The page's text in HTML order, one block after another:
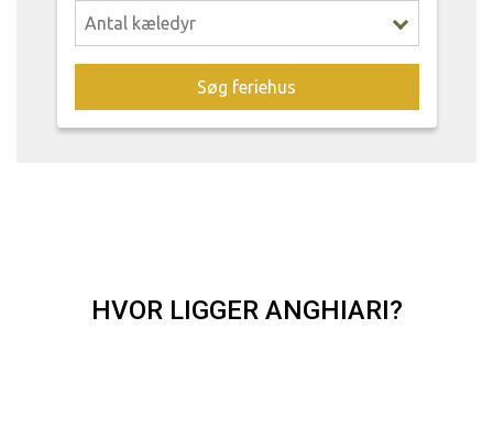
Søg feriehus
HVOR LIGGER ANGHIARI?